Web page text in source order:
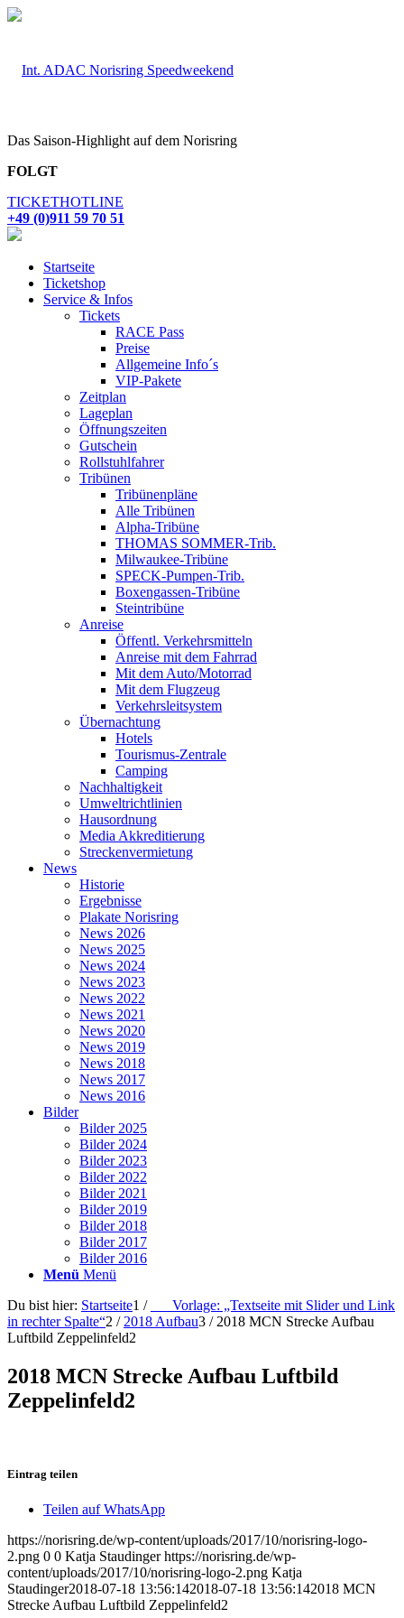
Das Saison-Highlight auf dem Norisring
FOLGT
TICKETHOTLINE
+49 (0)911 59 70 51
Startseite
Ticketshop
Service & Infos
Tickets
RACE Pass
Preise
Allgemeine Info´s
VIP-Pakete
Zeitplan
Lageplan
Öffnungszeiten
Gutschein
Rollstuhlfahrer
Tribünen
Tribünenpläne
Alle Tribünen
Alpha-Tribüne
THOMAS SOMMER-Trib.
Milwaukee-Tribüne
SPECK-Pumpen-Trib.
Boxengassen-Tribüne
Steintribüne
Anreise
Öffentl. Verkehrsmitteln
Anreise mit dem Fahrrad
Mit dem Auto/Motorrad
Mit dem Flugzeug
Verkehrsleitsystem
Übernachtung
Hotels
Tourismus-Zentrale
Camping
Nachhaltigkeit
Umweltrichtlinien
Hausordnung
Media Akkreditierung
Streckenvermietung
News
Historie
Ergebnisse
Plakate Norisring
News 2026
News 2025
News 2024
News 2023
News 2022
News 2021
News 2020
News 2019
News 2018
News 2017
News 2016
Bilder
Bilder 2025
Bilder 2024
Bilder 2023
Bilder 2022
Bilder 2021
Bilder 2019
Bilder 2018
Bilder 2017
Bilder 2016
Menü Menü
Du bist hier: Startseite1 /
___Vorlage: „Textseite mit Slider und Link
in rechter Spalte“2 / 2018 Aufbau3 / 2018 MCN Strecke Aufbau
Luftbild Zeppelinfeld2
2018 MCN Strecke Aufbau Luftbild
Zeppelinfeld2
Eintrag teilen
Teilen auf WhatsApp
https://norisring.de/wp-content/uploads/2017/10/norisring-logo-
2.png 0 0 Katja Staudinger https://norisring.de/wp-
content/uploads/2017/10/norisring-logo-2.png Katja
Staudinger2018-07-18 13:56:142018-07-18 13:56:142018 MCN
Strecke Aufbau Luftbild Zeppelinfeld2